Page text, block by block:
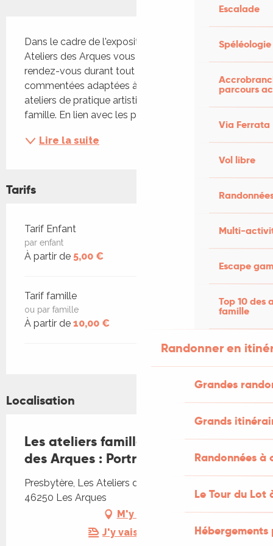
Escalade
Spéléologie
parcours
Via Ferrata
Vol libre
Multi-
Escape
Top 10 des
famille
Randonner en
Grandes
Grands
Randonnées
Le Tour du Lot
Dans le cadre de l'exposition « Jours de Fête », les
Ateliers des Arques vous proposent de multiples
rendez-vous durant tout l'été avec des visites
commentées adaptées à tous les publics et des
ateliers de pratique artistique pour toute la
famille. En lien avec les pratiques des artistes en...
Lire la suite
Tarifs
Tarifs 2026
Tarif Enfant
par enfant
À partir de 5,00 €
Tarif famille
ou par famille
À partir de 10,00 €
Localisation
Les ateliers famille aux Ateliers
des Arques : Portraits croisés
Presbytère, Les Ateliers des Arques, Presbytère,
46250 Les Arques
M'y rendre
J'y vais en train !